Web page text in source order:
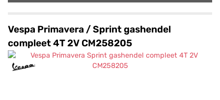
Vespa Primavera / Sprint gashendel
compleet 4T 2V CM258205